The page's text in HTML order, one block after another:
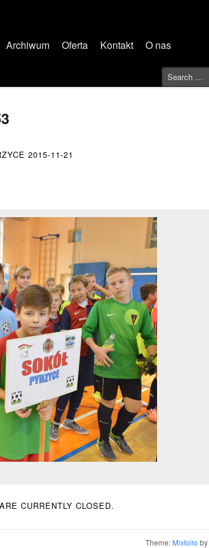
Archiwum Oferta Kontakt O nas
2015-11-21
CURRENTLY CLOSED.
Theme:Mixfolio by